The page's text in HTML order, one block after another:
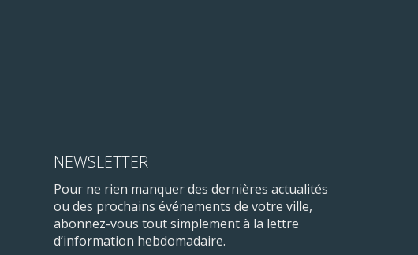
NEWSLETTER
Pour ne rien manquer des dernières actualités
ou des prochains événements de votre ville,
abonnez-vous tout simplement à la lettre
d’information hebdomadaire.